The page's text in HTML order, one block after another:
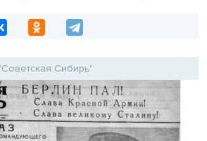
Сибирь"